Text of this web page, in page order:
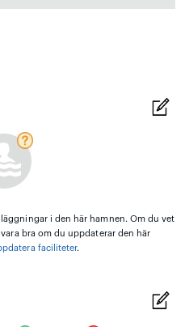
i den här hamnen. Om du vet
bra om du uppdaterar den här
faciliteter.